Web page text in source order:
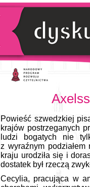
Powieść szwedzkiej
krajów postrzeganych
ludzi bogatych nie
z wyraźnym
kraju urodziła się i
dostatek był rzeczą
Cecylia, pracująca w